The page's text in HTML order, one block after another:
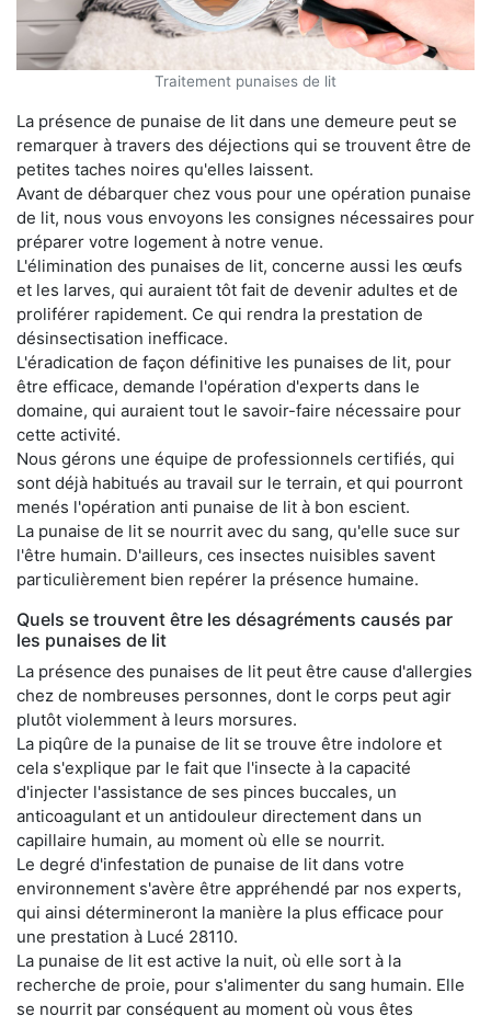
Traitement punaises de lit
La présence de punaise de lit dans une demeure peut se
remarquer à travers des déjections qui se trouvent être de
petites taches noires qu'elles laissent.
Avant de débarquer chez vous pour une opération punaise
de lit, nous vous envoyons les consignes nécessaires pour
préparer votre logement à notre venue.
L'élimination des punaises de lit, concerne aussi les œufs
et les larves, qui auraient tôt fait de devenir adultes et de
proliférer rapidement. Ce qui rendra la prestation de
désinsectisation inefficace.
L'éradication de façon définitive les punaises de lit, pour
être efficace, demande l'opération d'experts dans le
domaine, qui auraient tout le savoir-faire nécessaire pour
cette activité.
Nous gérons une équipe de professionnels certifiés, qui
sont déjà habitués au travail sur le terrain, et qui pourront
menés l'opération anti punaise de lit à bon escient.
La punaise de lit se nourrit avec du sang, qu'elle suce sur
l'être humain. D'ailleurs, ces insectes nuisibles savent
particulièrement bien repérer la présence humaine.
Quels se trouvent être les désagréments causés par
les punaises de lit
La présence des punaises de lit peut être cause d'allergies
chez de nombreuses personnes, dont le corps peut agir
plutôt violemment à leurs morsures.
La piqûre de la punaise de lit se trouve être indolore et
cela s'explique par le fait que l'insecte à la capacité
d'injecter l'assistance de ses pinces buccales, un
anticoagulant et un antidouleur directement dans un
capillaire humain, au moment où elle se nourrit.
Le degré d'infestation de punaise de lit dans votre
environnement s'avère être appréhendé par nos experts,
qui ainsi détermineront la manière la plus efficace pour
une prestation à Lucé 28110.
La punaise de lit est active la nuit, où elle sort à la
recherche de proie, pour s'alimenter du sang humain. Elle
se nourrit par conséquent au moment où vous êtes